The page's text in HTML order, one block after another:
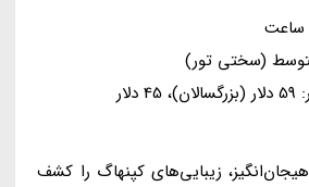
(سختی تور)
قیمت برای هر نفر: 59 دلار (بزرگسالان)، 45 دلار
زیبایی‌های کپنهاگ را کشف